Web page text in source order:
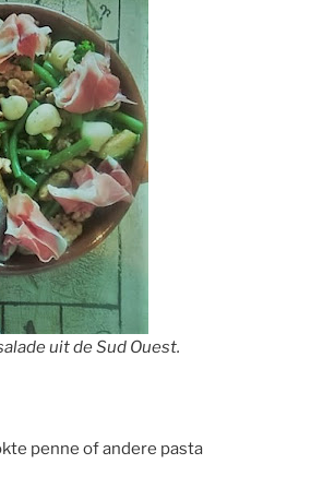
uit de Sud Ouest.
penne of andere pasta